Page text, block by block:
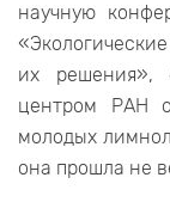
научную
их решения»,
центром РАН
молодых
она прошла не